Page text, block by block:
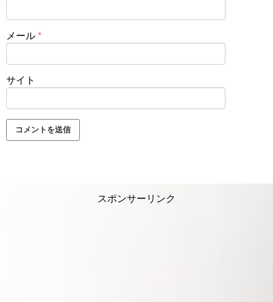
メール *
サイト
スポンサーリンク